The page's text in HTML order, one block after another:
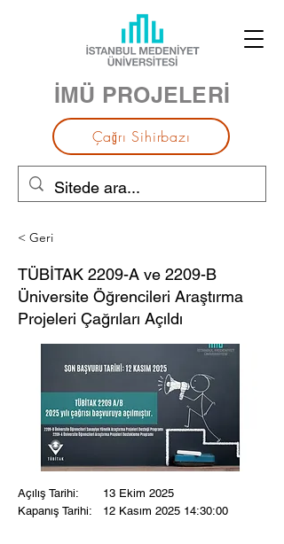
İMÜ PROJELERİ
Çağrı Sihirbazı
< Geri
TÜBİTAK 2209-A ve 2209-B
Üniversite Öğrencileri Araştırma
Projeleri Çağrıları Açıldı
Açılış Tarihi:
13 Ekim 2025
Kapanış Tarihi:
12 Kasım 2025 14:30:00